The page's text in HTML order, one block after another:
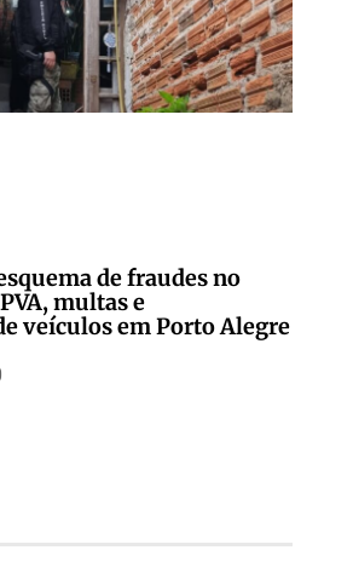
de fraudes no
multas e
veículos em Porto Alegre